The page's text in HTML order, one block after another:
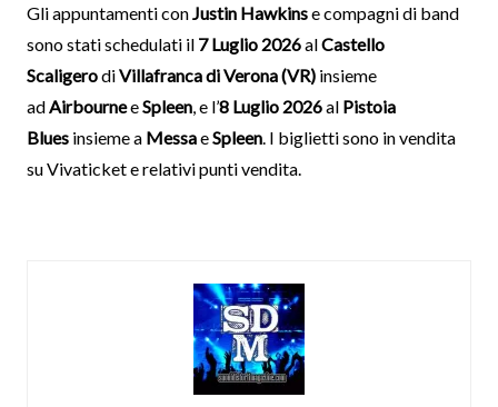
Gli appuntamenti conJustin Hawkinse compagni di band
sono stati schedulati il 7 Luglio 2026alCastello
ScaligerodiVillafranca di Verona (VR)insieme
adAirbourneeSpleen, e l’8 Luglio 2026al Pistoia
Bluesinsieme a MessaeSpleen. I biglietti sono in vendita
su Vivaticket e relativi punti vendita.